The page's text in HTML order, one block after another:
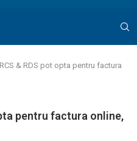
& RDS pot opta pentru factura
pentru factura online,